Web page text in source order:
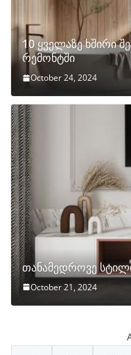
10 ყველაზე ხშირი
რემონტში
October 24, 2024
თანამედროვე
October 21, 2024